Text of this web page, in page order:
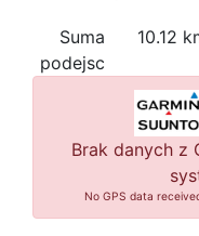
Suma
podejsc
10.12
Brak danych z
No GPS data